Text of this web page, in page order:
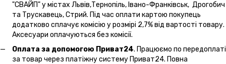
"СВАЙП" у містах Львів,Тернопіль, Івано-Франківськ, Дрогобич
та Трускавець, Стрий. Під час оплати картою покупець
додатково сплачує комісію у розмірі 2,7% від вартості товару.
Аксесуари оплачуються без комісії.
Оплата за допомогою Приват24. Працюємо по передоплаті
за товар через платіжну систему Приват24. Повна